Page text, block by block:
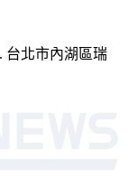
台北市內湖區瑞